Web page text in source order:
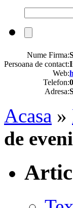
Nume Firma:
Persoana de contact:
Web:
Telefon:
Adresa:
Acasa »
de